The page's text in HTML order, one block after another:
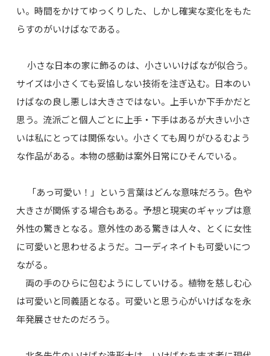
い。時間をかけてゆっくりした、しかし確実な変化をもた
らすのがいけばなである。
小さな日本の家に飾るのは、小さいいけばなが似合う。
サイズは小さくても妥協しない技術を注ぎ込む。日本のい
けばなの良し悪しは大きさではない。上手いか下手かだと
思う。流派ごと個人ごとに上手・下手はあるが大きい小さ
いは私にとっては関係ない。小さくても周りがひるむよう
な作品がある。本物の感動は案外日常にひそんでいる。
「あっ可愛い！」という言葉はどんな意味だろう。色や
大きさが関係する場合もある。予想と現実のギャップは意
外性の驚きとなる。意外性のある驚きは人々、とくに女性
に可愛いと思わせるようだ。コーディネイトも可愛いにつ
ながる。
両の手のひらに包むようにしていける。植物を慈しむ心
は可愛いと同義語となる。可愛いと思う心がいけばなを永
年発展させたのだろう。